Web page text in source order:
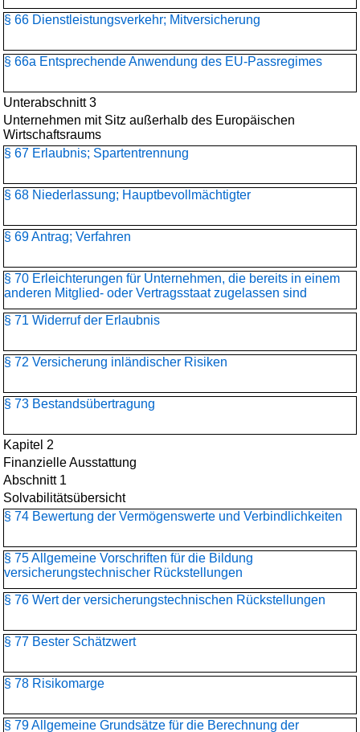
§ 66 Dienstleistungsverkehr; Mitversicherung
§ 66a Entsprechende Anwendung des EU-Passregimes
Unterabschnitt 3
Unternehmen mit Sitz außerhalb des Europäischen
Wirtschaftsraums
§ 67 Erlaubnis; Spartentrennung
§ 68 Niederlassung; Hauptbevollmächtigter
§ 69 Antrag; Verfahren
§ 70 Erleichterungen für Unternehmen, die bereits in einem
anderen Mitglied- oder Vertragsstaat zugelassen sind
§ 71 Widerruf der Erlaubnis
§ 72 Versicherung inländischer Risiken
§ 73 Bestandsübertragung
Kapitel 2
Finanzielle Ausstattung
Abschnitt 1
Solvabilitätsübersicht
§ 74 Bewertung der Vermögenswerte und Verbindlichkeiten
§ 75 Allgemeine Vorschriften für die Bildung
versicherungstechnischer Rückstellungen
§ 76 Wert der versicherungstechnischen Rückstellungen
§ 77 Bester Schätzwert
§ 78 Risikomarge
§ 79 Allgemeine Grundsätze für die Berechnung der